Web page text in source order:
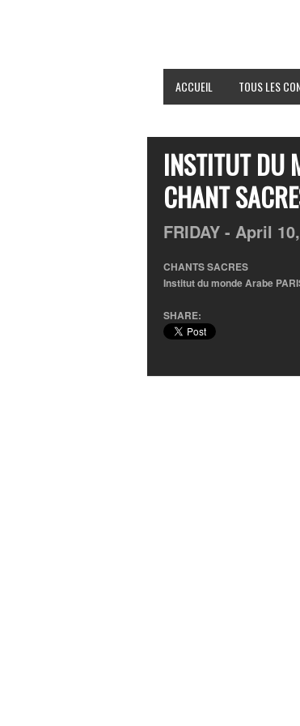
ACCUEIL TOUS LES
INSTITUT DU
CHANT
FRIDAY - April 10,
CHANTS SACRES
Institut du monde Arabe
SHARE: